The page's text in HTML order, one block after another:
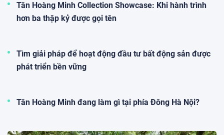
Tân Hoàng Minh Collection Showcase: Khi hành trình
hơn ba thập kỷ được gọi tên
Tìm giải pháp để hoạt động đầu tư bất động sản được
phát triển bền vững
Tân Hoàng Minh đang làm gì tại phía Đông Hà Nội?